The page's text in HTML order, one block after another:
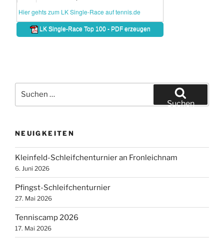
nach:
Suchen
NEUIGKEITEN
Kleinfeld-Schleifchenturnier an Fronleichnam
6. Juni 2026
Pfingst-Schleifchenturnier
27. Mai 2026
Tenniscamp 2026
17. Mai 2026